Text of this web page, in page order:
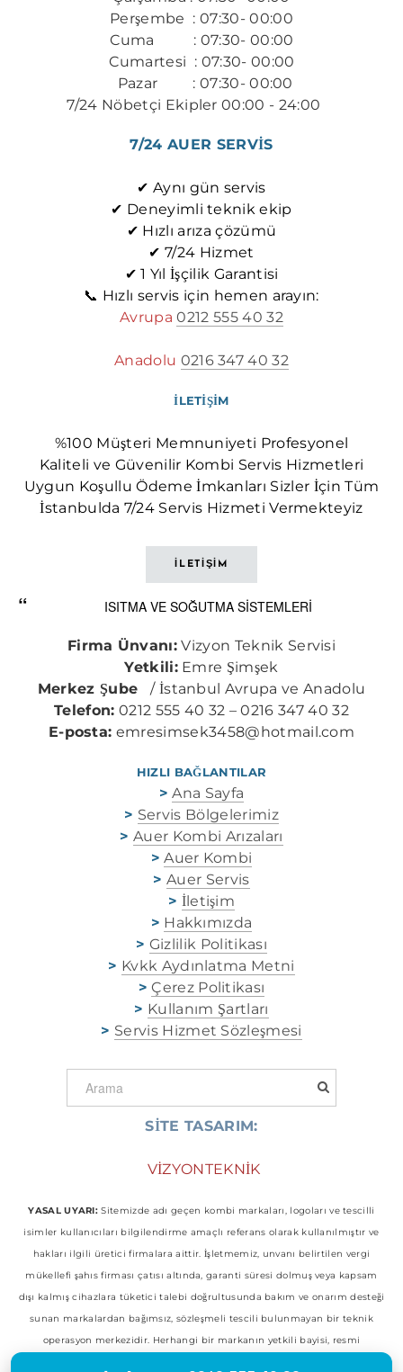
Perşembe : 07:30- 00:00
​Cuma : 07:30- 00:00
Cumartesi : 07:30- 00:00
Pazar : 07:30- 00:00
7/24 Nöbetçi Ekipler 00:00 - 24:00
7/24 AUER SERVİS
✔ Aynı gün servis
✔ Deneyimli teknik ekip
✔ Hızlı arıza çözümü
✔ 7/24 Hizmet
✔ 1 Yıl İşçilik Garantisi
📞 Hızlı servis için hemen arayın:
Avrupa 0212 555 40 32
Anadolu 0216 347 40 32
İLETİŞİM
%100 Müşteri Memnuniyeti Profesyonel
Kaliteli ve Güvenilir Kombi Servis Hizmetleri
Uygun Koşullu Ödeme İmkanları Sizler İçin Tüm
İstanbulda 7/24 Servis Hizmeti Vermekteyiz
İLETİŞİM
ISITMA VE SOĞUTMA SİSTEMLERİ
Firma Ünvanı: Vizyon Teknik Servisi
Yetkili:Emre Şimşek
Merkez Şube
/ İstanbul Avrupa ve Anadolu
Telefon: 0212 555 40 32 – 0216 347 40 32
E-posta: emresimsek3458@hotmail.com
HIZLI BAĞLANTILAR
> Ana Sayfa
> Servis Bölgelerimiz
> Auer Kombi Arızaları
> Auer Kombi
> Auer Servis
> İletişim
> Hakkımızda
> Gizlilik Politikası
> Kvkk Aydınlatma Metni
> Çerez Politikası
> Kullanım Şartları
> Servis Hizmet Sözleşmesi
SİTE TASARIM:
VİZYONTEKNİK
YASAL UYARI: Sitemizde adı geçen kombi markaları, logoları ve tescilli
isimler kullanıcıları bilgilendirme amaçlı referans olarak kullanılmıştır ve
hakları ilgili üretici firmalara aittir. İşletmemiz, unvanı belirtilen vergi
mükellefi şahıs firması çatısı altında, garanti süresi dolmuş veya kapsam
dışı kalmış cihazlara tüketici talebi doğrultusunda bakım ve onarım desteği
sunan markalardan bağımsız, sözleşmeli tescili bulunmayan bir teknik
operasyon merkezidir. Herhangi bir markanın yetkili bayisi, resmi